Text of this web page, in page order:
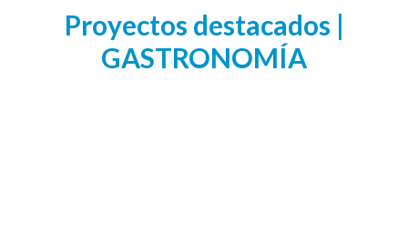
Proyectos destacados |
GASTRONOMÍA